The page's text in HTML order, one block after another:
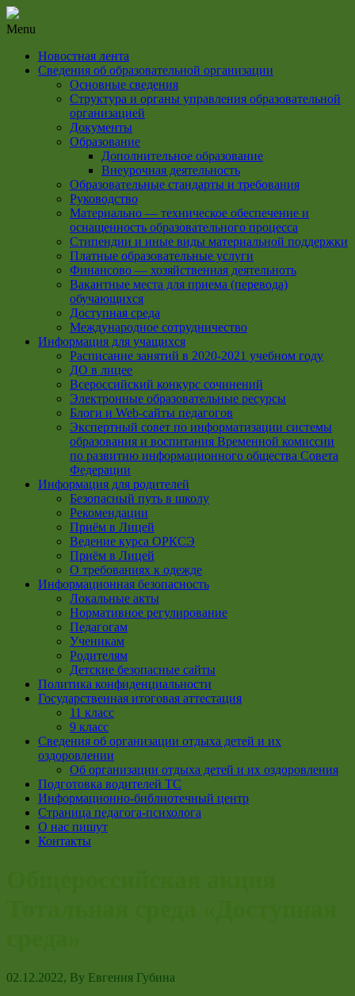
Menu
Новостная лента
Сведения об образовательной организации
Основные сведения
Структура и органы управления образовательной
организацией
Документы
Образование
Дополнительное образование
Внеурочная деятельность
Образовательные стандарты и требования
Руководство
Материально — техническое обеспечение и
оснащенность образовательного процесса
Стипендии и иные виды материальной поддержки
Платные образовательные услуги
Финансово — хозяйственная деятельноть
Вакантные места для приема (перевода)
обучающихся
Доступная среда
Международное сотрудничество
Информация для учащихся
Расписание занятий в 2020-2021 учебном году
ДО в лицее
Всероссийский конкурс сочинений
Электронные образовательные ресурсы
Блоги и Web-сайты педагогов
Экспертный совет по информатизации системы
образования и воспитания Временной комиссии
по развитию информационного общества Совета
Федерации
Информация для родителей
Безопасный путь в школу
Рекомендации
Приём в Лицей
Ведение курса ОРКСЭ
Приём в Лицей
О требованиях к одежде
Информационная безопасность
Локальные акты
Нормативное регулирование
Педагогам
Ученикам
Родителям
Детские безопасные сайты
Политика конфиденциальности
Государственная итоговая аттестация
11 класс
9 класс
Сведения об организации отдыха детей и их
оздоровлении
Об организации отдыха детей и их оздоровления
Подготовка водителей ТС
Информационно-библиотечный центр
Страница педагога-психолога
О нас пишут
Контакты
02.12.2022, By Евгения Губина